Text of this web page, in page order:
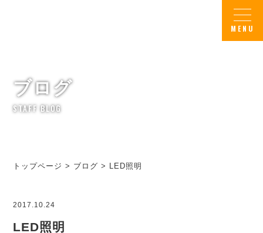
ブログ
STAFF BLOG
トップページ > ブログ > LED照明
2017.10.24
LED照明